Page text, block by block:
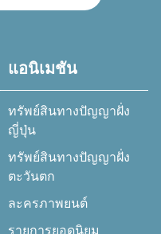
แอนิเมชัน
ทรัพย์สินทางปัญญาฝั่ง
ญี่ปุ่น
ทรัพย์สินทางปัญญาฝั่ง
ตะวันตก
ละครภาพยนต์
รายการยอดนิยม